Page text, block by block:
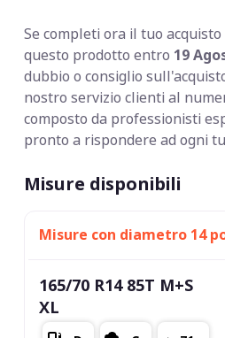
Se completi ora il tuo
questo prodotto entro 19
dubbio o consiglio
nostro servizio clienti al
composto da professionisti
pronto a rispondere ad ogni
Misure disponibili
Misure con diametro 14
165/70 R14 85T M+S
XL